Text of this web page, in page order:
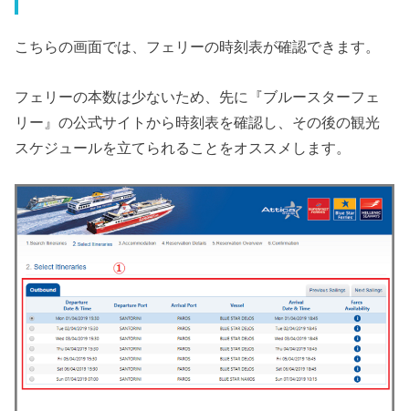
こちらの画面では、フェリーの時刻表が確認できます。
フェリーの本数は少ないため、先に『ブルースターフェ
リー』の公式サイトから時刻表を確認し、その後の観光
スケジュールを立てられることをオススメします。